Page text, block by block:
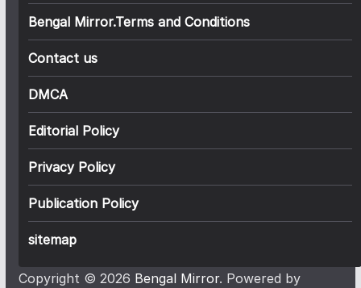
Bengal Mirror.Terms and Conditions
Contact us
DMCA
Editorial Policy
Privacy Policy
Publication Policy
sitemap
Copyright © 2026 Bengal Mirror. Powered by